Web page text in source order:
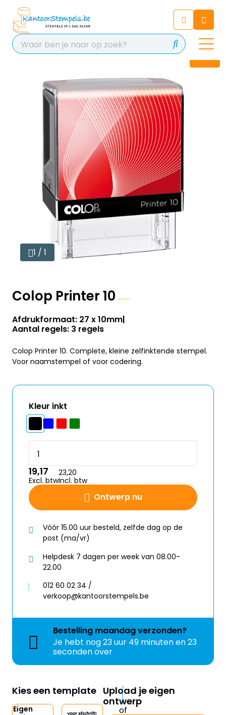
Chat 24/7 met onze chatbot
voor hulp
Contact
1 / 1
Colop Printer 10
Afdrukformaat: 27 x 10mm
Aantal regels: 3 regels
Colop Printer 10. Complete, kleine zelfinktende stempel.
Voor naamstempel of voor codering.
Kleur inkt
Ontwerp nu
19,17
Excl. btw
23,20
Incl. btw
Vóór 15.00 uur besteld, zelfde dag op de
post (ma/vr)
Helpdesk 7 dagen per week van 08.00-
22.00
012 60 02 34 /
verkoop@kantoorstempels.be
Bestelling maandagverzonden?
Je hebt nog23 uur 49 minuten en 23
seconden over
Kies een template
Eigen
Upload je eigen
ontwerp